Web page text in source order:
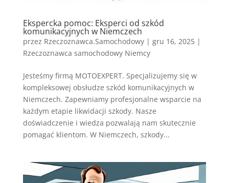
Ekspercka pomoc: Eksperci od szkód
komunikacyjnych w Niemczech
przez Rzeczoznawca.Samochodowy| gru 16, 2025|
Rzeczoznawca samochodowy Niemcy
Jesteśmy firmą MOTOEXPERT. Specjalizujemy się w
kompleksowej obsłudze szkód komunikacyjnych w
Niemczech. Zapewniamy profesjonalne wsparcie na
każdym etapie likwidacji szkody. Nasze
doświadczenie i wiedza pozwalają nam skutecznie
pomagać klientom. W Niemczech, szkody...